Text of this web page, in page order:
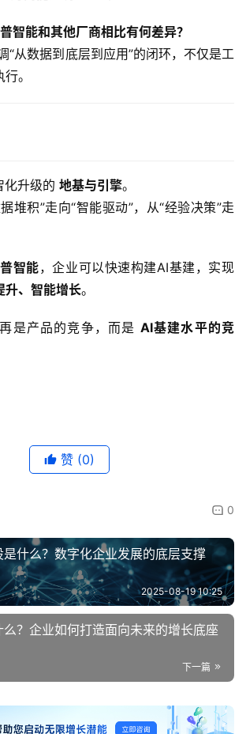
智能和其他厂商相比有何差异？
“从数据到底层到应用”的闭环，不仅是工
。
化升级的 地基与引擎。
堆积”走向“智能驱动”，从“经验决策”走
智能
升、智能增长。
是产品的竞争，而是 AI基建水平的竞
赞 (0)
0
是什么？数字化企业发展的底层支撑
2025-08-19 10:25
？企业如何打造面向未来的增长底座
下一篇